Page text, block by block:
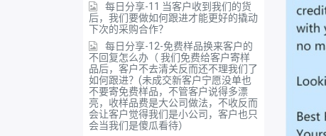
每日分享-11 当客户收到我们的货
后，我们要做如何跟进才能更好的撬动
下次的采购合作？
每日分享-12-免费样品换来客户的
不回复怎么办（ 我们免费给客户寄样
品后，客户不去清关反而还不理我们了
如何跟进？(未成交新客户宁愿没单也
不要寄免费样品，不管客户说得多漂
亮，收样品费是大公司做法，不收反而
会让客户觉得我们是小公司，客户也只
会当我们是傻瓜看待）